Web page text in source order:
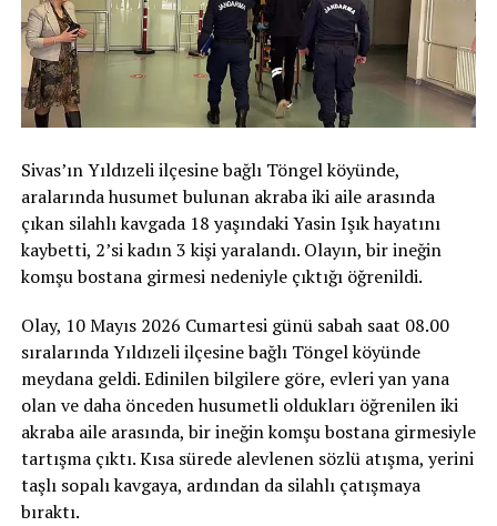
Sivas’ın Yıldızeli ilçesine bağlı Töngel köyünde,
aralarında husumet bulunan akraba iki aile arasında
çıkan silahlı kavgada 18 yaşındaki Yasin Işık hayatını
kaybetti, 2’si kadın 3 kişi yaralandı. Olayın, bir ineğin
komşu bostana girmesi nedeniyle çıktığı öğrenildi.
Olay, 10 Mayıs 2026 Cumartesi günü sabah saat 08.00
sıralarında Yıldızeli ilçesine bağlı Töngel köyünde
meydana geldi. Edinilen bilgilere göre, evleri yan yana
olan ve daha önceden husumetli oldukları öğrenilen iki
akraba aile arasında, bir ineğin komşu bostana girmesiyle
tartışma çıktı. Kısa sürede alevlenen sözlü atışma, yerini
taşlı sopalı kavgaya, ardından da silahlı çatışmaya
bıraktı.